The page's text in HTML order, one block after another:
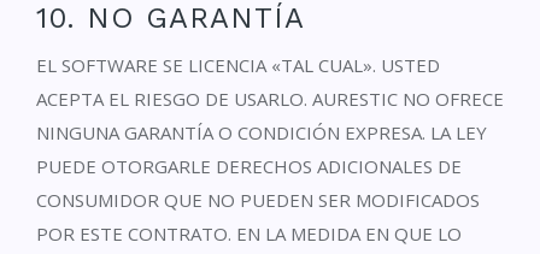
10. NO GARANTÍA
EL SOFTWARE SE LICENCIA «TAL CUAL». USTED
ACEPTA EL RIESGO DE USARLO. AURESTIC NO OFRECE
NINGUNA GARANTÍA O CONDICIÓN EXPRESA. LA LEY
PUEDE OTORGARLE DERECHOS ADICIONALES DE
CONSUMIDOR QUE NO PUEDEN SER MODIFICADOS
POR ESTE CONTRATO. EN LA MEDIDA EN QUE LO